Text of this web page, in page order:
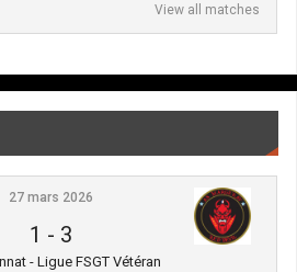
View all matches
27 mars 2026
1 - 3
- Ligue FSGT Vétéran